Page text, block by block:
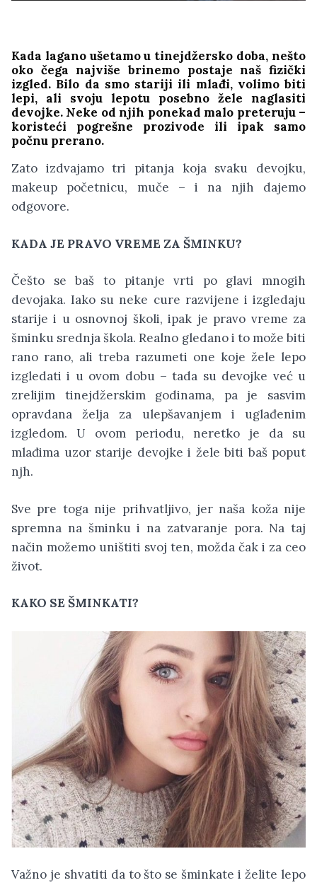
Kada lagano ušetamo u tinejdžersko doba, nešto
oko čega najviše brinemo postaje naš fizički
izgled. Bilo da smo stariji ili mlađi, volimo biti
lepi, ali svoju lepotu posebno žele naglasiti
devojke. Neke od njih ponekad malo preteruju –
koristeći pogrešne prozivode ili ipak samo
počnu prerano.
Zato izdvajamo tri pitanja koja svaku devojku,
makeup početnicu, muče – i na njih dajemo
odgovore.
KADA JE PRAVO VREME ZA ŠMINKU?
Češto se baš to pitanje vrti po glavi mnogih
devojaka. Iako su neke cure razvijene i izgledaju
starije i u osnovnoj školi, ipak je pravo vreme za
šminku srednja škola. Realno gledano i to može biti
rano rano, ali treba razumeti one koje žele lepo
izgledati i u ovom dobu – tada su devojke već u
zrelijim tinejdžerskim godinama, pa je sasvim
opravdana želja za ulepšavanjem i uglađenim
izgledom. U ovom periodu, neretko je da su
mlađima uzor starije devojke i žele biti baš poput
njh.
Sve pre toga nije prihvatljivo, jer naša koža nije
spremna na šminku i na zatvaranje pora. Na taj
način možemo uništiti svoj ten, možda čak i za ceo
život.
KAKO SE ŠMINKATI?
Važno je shvatiti da to što se šminkate i želite lepo